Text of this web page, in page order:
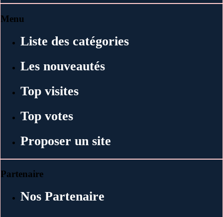
Menu
Liste des catégories
Les nouveautés
Top visites
Top votes
Proposer un site
Partenaire
Nos Partenaire